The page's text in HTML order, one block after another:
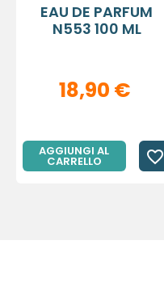
EAU DE PARFUM
N553 100 ML
18,90 €
AGGIUNGI AL
CARRELLO favorite_border